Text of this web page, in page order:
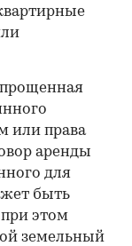
или права
аренды
для
быть
при этом
земельный